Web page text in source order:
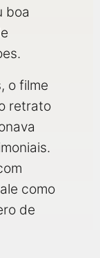
boa
o filme
retrato
como
de